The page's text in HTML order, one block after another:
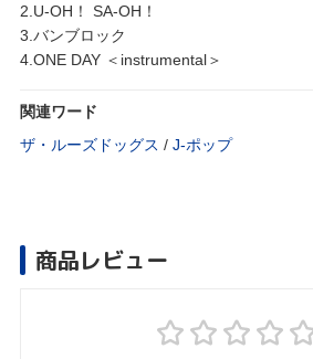
2.U-OH！ SA-OH！
3.バンブロック
4.ONE DAY ＜instrumental＞
関連ワード
ザ・ルーズドッグス / J‐ポップ
商品レビュー